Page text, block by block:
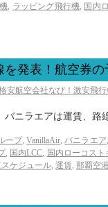
, ラッピング飛行機, 国内
発表！航空券の
安航空会社なび！激安飛
ニラエアは運賃、路
ープ,VanillaAir,バニラエア,
, 国内LCC, 国内ローコスト
ケジュール, 運賃, 那覇空